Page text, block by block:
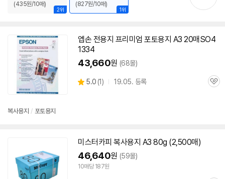
2위
(435원/10매)
1위
(827원/10매)
엡손 전용지 프리미엄 포토용지 A3 20매SO4
1334
43,660원 (68몰)
별
5.0 (상
1) 19.05. 등록
관
복사용지 / 포토용지
미스터카피 복사용지 A3 80g (2,500매)
46,640원 (59몰)
10매당 187원